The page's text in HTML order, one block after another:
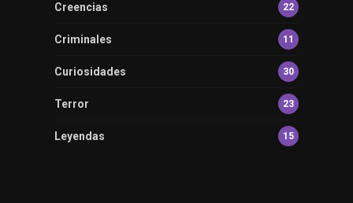
Creencias 22
Criminales 11
Curiosidades 30
Terror 23
Leyendas 15